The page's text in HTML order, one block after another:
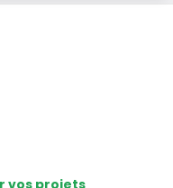
vos projets